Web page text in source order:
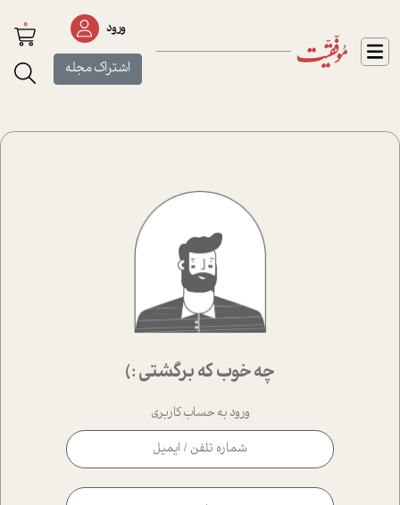
ورود
اشتراک مجله
0
چه خوب که برگشتی :)
ورود به حساب کاربری